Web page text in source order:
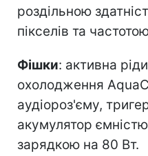
роздільною
пікселів та
Фішки: активна
охолодження
аудіороз'єму,
акумулятор
зарядкою на 80 Вт.